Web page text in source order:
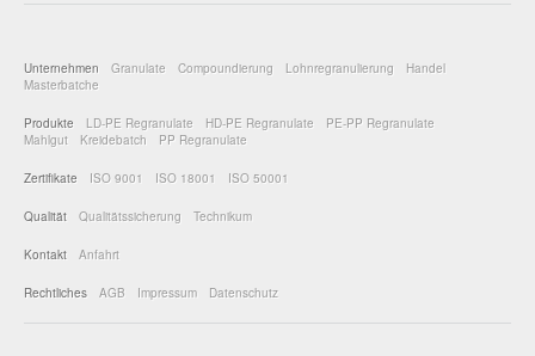
Unternehmen Granulate Compoundierung Lohnregranulierung
Handel
Masterbatche
Produkte LD-PE Regranulate HD-PE Regranulate
PE-PP Regranulate
Mahlgut
Kreidebatch PP Regranulate
Zertifikate ISO 9001 ISO 18001 ISO 50001
Qualität Qualitätssicherung Technikum
Kontakt Anfahrt
Rechtliches AGB Impressum Datenschutz